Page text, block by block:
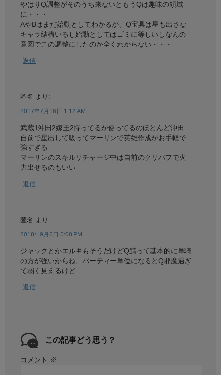
やはりQ調整がそのうち来ないともうQは趣味の領域
に・・・
AやBはまだ始動としてわかるが、Q宝具は星も出さな
キャラ結構いるし始動としてはゴミに等しいしなんの
意図でこの調整にしたのか全くわからない・・・
返信
匿名 より:
2017年7月16日 1:12 AM
武蔵1沖田2嫁王2持ってるが使ってるのほとんど沖田
自前で星出して吸ってマーリンで英雄作成がお手軽で
強すぎる
マーリンのスキルリチャージ中は自前のクリバフで火
力出せるのもいい
返信
匿名 より:
2018年9月6日 5:08 PM
ジャックとかエルキもそうだけどQ鯖って基本的に単騎
の方が強いからね、パーティー単位になるとQ邪魔過ぎ
て弱く見えるけど
返信
この記事どう思う？
コメント ※